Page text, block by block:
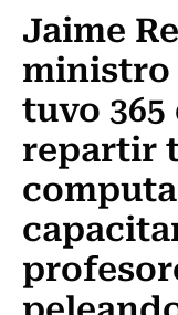
Jaime
ministro
tuvo
repartir